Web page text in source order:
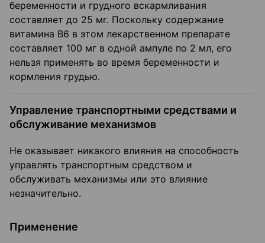
беременности и грудного вскармливания
составляет до 25 мг. Поскольку содержание
витамина B6 в этом лекарственном препарате
составляет 100 мг в одной ампуле по 2 мл, его
нельзя применять во время беременности и
кормления грудью.
Управление транспортными средствами и
обслуживание механизмов
Не оказывает никакого влияния на способность
управлять транспортным средством и
обслуживать механизмы или это влияние
незначительно.
Применение